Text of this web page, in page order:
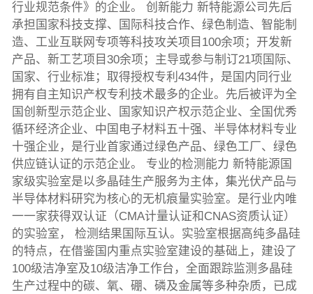
行业规范条件》的企业。 创新能力 新特能源公司先后
承担国家科技支撑、国际科技合作、绿色制造、智能制
造、工业互联网专项等科技攻关项目100余项；开发新
产品、新工艺项目30余项；主导或参与制订21项国际、
国家、行业标准；取得授权专利434件，是国内同行业
拥有自主知识产权专利技术最多的企业。先后被评为全
国创新型示范企业、国家知识产权示范企业、全国优秀
循环经济企业、中国电子材料五十强、半导体材料专业
十强企业，是行业首家通过绿色产品、绿色工厂、绿色
供应链认证的示范企业。 专业的检测能力 新特能源国
家级实验室是以多晶硅生产服务为主体，集光伏产品与
半导体材料研究为核心的无机痕量实验室。是行业内唯
一一家获得双认证（CMA计量认证和CNAS资质认证）
的实验室， 检测结果国际互认。实验室根据高纯多晶硅
的特点，在借鉴国内重点实验室建设的基础上，建设了
100级洁净室及10级洁净工作台，全面跟踪监测多晶硅
生产过程中的碳、氧、硼、磷及金属等多种杂质，已成